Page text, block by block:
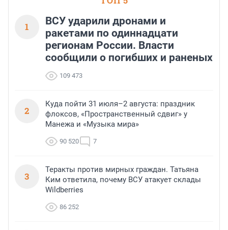
1
ВСУ ударили дронами и
ракетами по одиннадцати
регионам России. Власти
сообщили о погибших и раненых
109 473
2
Куда пойти 31 июля–2 августа: праздник
флоксов, «Пространственный сдвиг» у
Манежа и «Музыка мира»
90 520 7
3
Теракты против мирных граждан. Татьяна
Ким ответила, почему ВСУ атакует склады
Wildberries
86 252